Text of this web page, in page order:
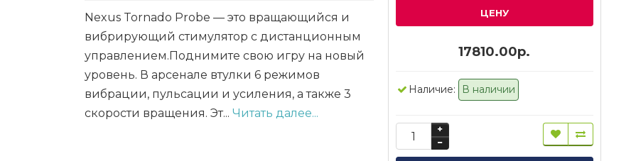
Nexus Tornado Probe — это вращающийся и
вибрирующий стимулятор с дистанционным
управлением.Поднимите свою игру на новый
уровень. В арсенале втулки 6 режимов
вибрации, пульсации и усиления, а также 3
скорости вращения. Эт...Читать далее...
ЦЕНУ
17810.00р.
Наличие: В наличии